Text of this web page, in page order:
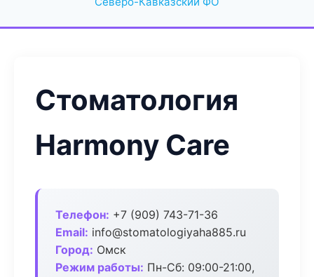
Стоматология
Harmony Care
Телефон: +7 (909) 743-71-36
Email: info@stomatologiyaha885.ru
Город: Омск
Режим работы: Пн-Сб: 09:00-21:00,